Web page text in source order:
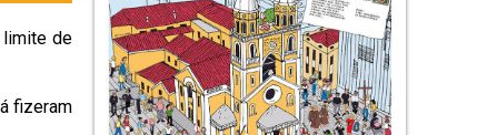
limite de
fizeram